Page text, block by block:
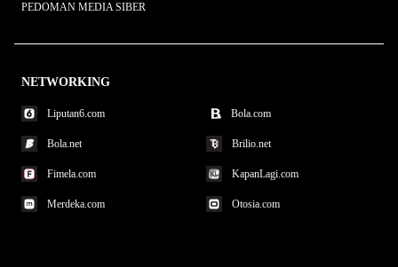
PEDOMAN MEDIA SIBER
NETWORKING
Liputan6.com Bola.com
Bola.net Brilio.net
Fimela.com KapanLagi.com
Merdeka.com Otosia.com